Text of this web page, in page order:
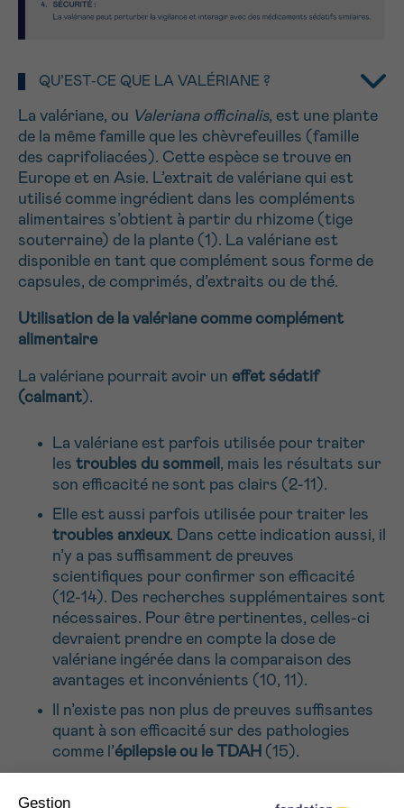
QU’EST-CE QUE LA VALÉRIANE ?
La valériane, ou Valeriana officinalis, est une plante
de la même famille que les chèvrefeuilles (famille
des caprifoliacées). Cette espèce se trouve en
Europe et en Asie. L’extrait de valériane qui est
utilisé comme ingrédient dans les compléments
alimentaires s’obtient à partir du rhizome (tige
souterraine) de la plante (1). La valériane est
disponible en tant que complément sous forme de
capsules, de comprimés, d’extraits ou de thé.
Utilisation de la valériane comme complément
alimentaire
La valériane pourrait avoir un effet sédatif
(calmant).
La valériane est parfois utilisée pour traiter
les troubles du sommeil , mais les résultats sur
son efficacité ne sont pas clairs (2-11).
Elle est aussi parfois utilisée pour traiter les
troubles anxieux. Dans cette indication aussi, il
n’y a pas suffisamment de preuves
scientifiques pour confirmer son efficacité
(12-14). Des recherches supplémentaires sont
nécessaires. Pour être pertinentes, celles-ci
devraient prendre en compte la dose de
valériane ingérée dans la comparaison des
avantages et inconvénients (10, 11).
Il n’existe pas non plus de preuves suffisantes
quant à son efficacité sur des pathologies
comme l’épilepsie ou le TDAH (15).
Je souhaite être rappelé.e
NOM
E-MAIL
VOTRE QUESTION
Je souhaite recevoir la Newsletter
16h-18h